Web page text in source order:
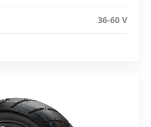
36-60 V